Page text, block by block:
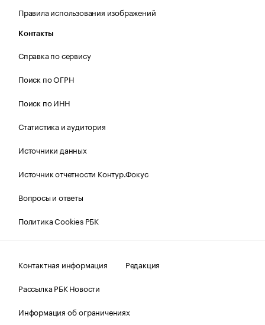
Правила использования изображений
Контакты
Справка по сервису
Поиск по ОГРН
Поиск по ИНН
Статистика и аудитория
Источники данных
Источник отчетности Контур.Фокус
Вопросы и ответы
Политика Cookies РБК
Контактная информация
Редакция
Рассылка РБК Новости
Информация об ограничениях